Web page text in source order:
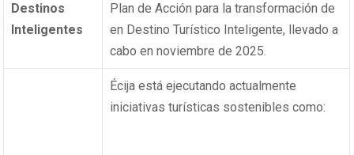
Destinos
Inteligentes
Plan de Acción para la transformación de
en Destino Turístico Inteligente, llevado a
cabo en noviembre de 2025.
Écija está ejecutando actualmente
iniciativas turísticas sostenibles como: